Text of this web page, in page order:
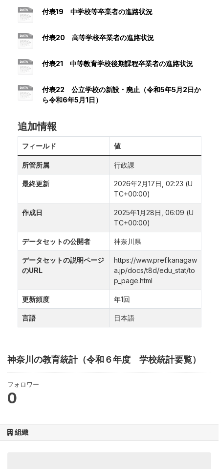
神奈川の教育統計（令和６年度 学校統計要覧）
フォロワー
0
組織
付表19 中学校等卒業者の進路状況
付表20 高等学校卒業者の進路状況
付表21 中等教育学校後期課程卒業者の進路状況
付表22 公立学校の新設・廃止（令和5年5月2日か
ら令和6年5月1日）
追加情報
フィールド 値
所管所属 行政課
最終更新
2026年2月17日, 02:23 (U
TC+00:00)
作成日
2025年1月28日, 06:09 (U
TC+00:00)
データセットの公開者 神奈川県
データセットの説明ページ
のURL
https://www.pref.kanagaw
a.jp/docs/t8d/edu_stat/to
p_page.html
更新頻度 年1回
言語 日本語